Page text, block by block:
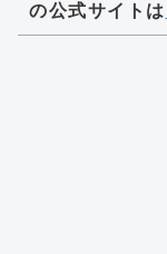
の公式サイトは